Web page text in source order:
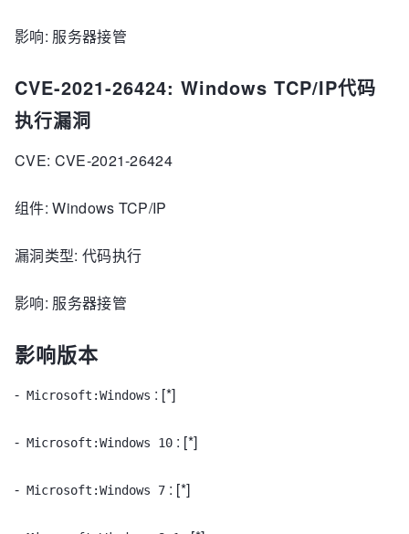
影响: 服务器接管
CVE-2021-26424: Windows TCP/IP代码
执行漏洞
CVE: CVE-2021-26424
组件: Windows TCP/IP
漏洞类型: 代码执行
影响: 服务器接管
影响版本
- Microsoft:Windows : [*]
- Microsoft:Windows 10 : [*]
- Microsoft:Windows 7 : [*]